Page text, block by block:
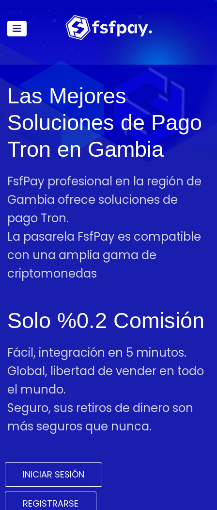
Las Mejores
Soluciones de Pago
Tron en Gambia
FsfPay profesional en la región de
Gambia ofrece soluciones de
pago Tron.
La pasarela FsfPay es compatible
con una amplia gama de
criptomonedas
Solo %0.2 Comisión
Fácil, integración en 5 minutos.
Global, libertad de vender en todo
el mundo.
Seguro, sus retiros de dinero son
más seguros que nunca.
INICIAR SESIÓN
REGISTRARSE